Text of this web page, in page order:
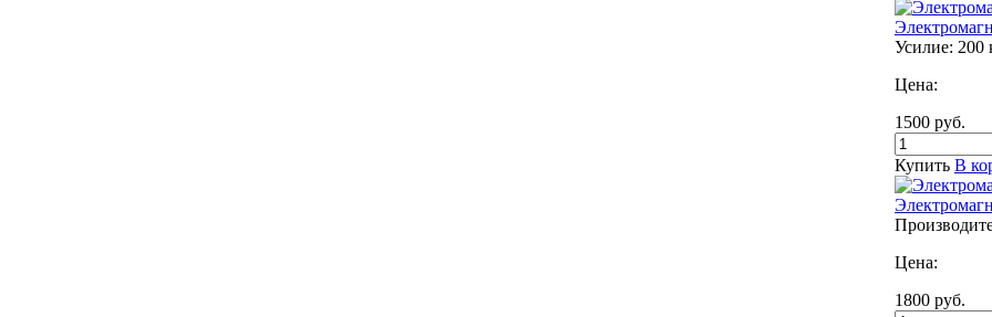
Усилие: 200
Цена:
1500 руб.
Купить В
Цена:
1800 руб.